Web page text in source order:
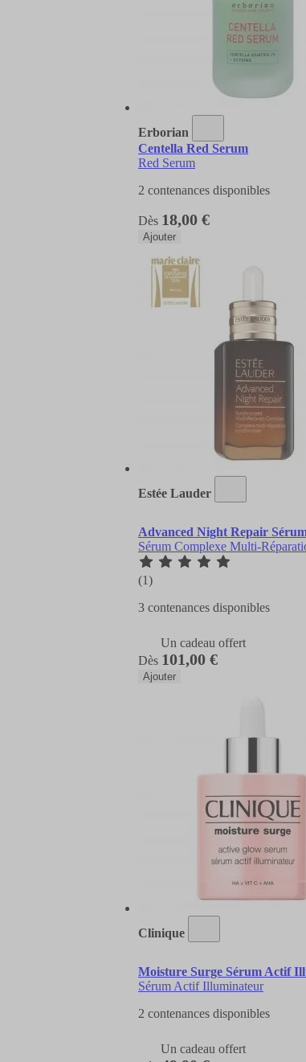
Erborian
Centella Red Serum
Red Serum
2 contenances disponibles
Dès 18,00 €
Ajouter
Estée Lauder
Advanced Night Repair
Sérum Complexe Multi-
(1)
3 contenances disponibles
Un cadeau offert
Dès 101,00 €
Ajouter
Clinique
Moisture Surge Sérum Actif
Sérum Actif Illuminateur
2 contenances disponibles
Un cadeau offert